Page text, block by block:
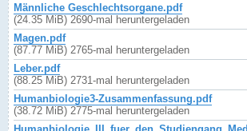
Männliche Geschlechtsorgane.pdf
(24.35 MiB) 2690-mal heruntergeladen
Magen.pdf
(87.77 MiB) 2765-mal heruntergeladen
Leber.pdf
(88.25 MiB) 2731-mal heruntergeladen
Humanbiologie3-Zusammenfassung.pdf
(38.72 MiB) 2775-mal heruntergeladen